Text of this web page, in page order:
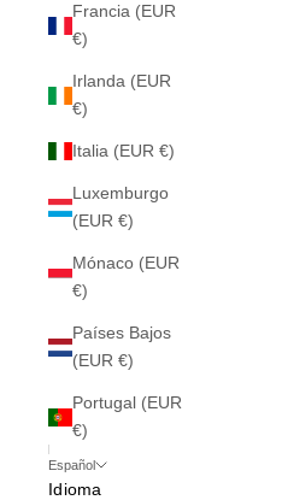
Francia (EUR
€)
Irlanda (EUR
€)
Italia (EUR €)
Luxemburgo
(EUR €)
Mónaco (EUR
€)
Países Bajos
(EUR €)
Portugal (EUR
€)
Español
Idioma